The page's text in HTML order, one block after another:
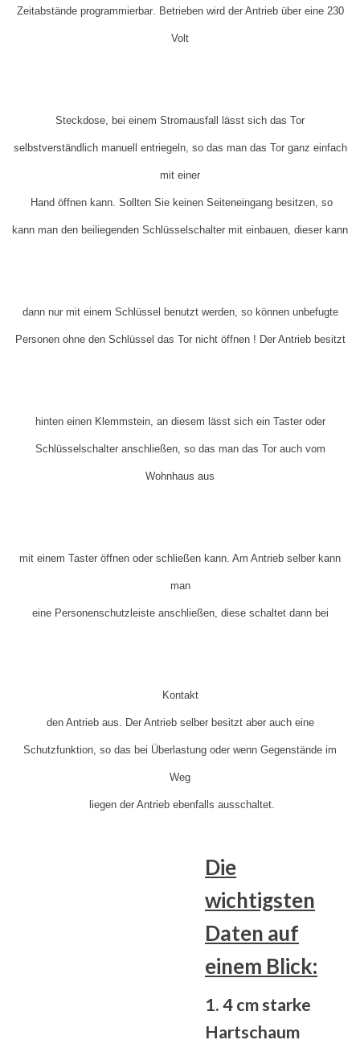
Zeitabstände programmierbar. Betrieben wird der Antrieb über eine 230
Volt
Steckdose, bei einem Stromausfall lässt sich das Tor
selbstverständlich manuell entriegeln, so das man das Tor ganz einfach
mit einer
Hand öffnen kann. Sollten Sie keinen Seiteneingang besitzen, so
kann man den beiliegenden Schlüsselschalter mit einbauen, dieser kann
dann nur mit einem Schlüssel benutzt werden, so können unbefugte
Personen ohne den Schlüssel das Tor nicht öffnen ! Der Antrieb besitzt
hinten einen Klemmstein, an diesem lässt sich ein Taster oder
Schlüsselschalter anschließen, so das man das Tor auch vom
Wohnhaus aus
mit einem Taster öffnen oder schließen kann. Am Antrieb selber kann
man
eine Personenschutzleiste anschließen, diese schaltet dann bei
Kontakt
den Antrieb aus. Der Antrieb selber besitzt aber auch eine
Schutzfunktion, so das bei Überlastung oder wenn Gegenstände im
Weg
liegen der Antrieb ebenfalls ausschaltet.
Die
wichtigsten
Daten auf
einem Blick:
1. 4 cm starke
Hartschaum